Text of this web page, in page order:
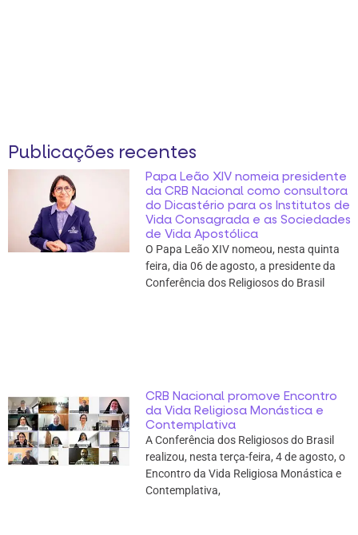
Publicações recentes
Papa Leão XIV nomeia presidente
da CRB Nacional como consultora
do Dicastério para os Institutos de
Vida Consagrada e as Sociedades
de Vida Apostólica
O Papa Leão XIV nomeou, nesta quinta
feira, dia 06 de agosto, a presidente da
Conferência dos Religiosos do Brasil
CRB Nacional promove Encontro
da Vida Religiosa Monástica e
Contemplativa
A Conferência dos Religiosos do Brasil
realizou, nesta terça-feira, 4 de agosto, o
Encontro da Vida Religiosa Monástica e
Contemplativa,